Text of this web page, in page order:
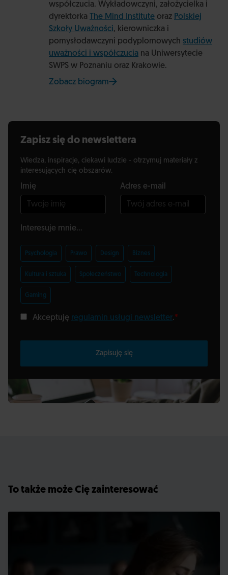
współczucia. Wykładowczyni, założycielka i
dyrektorka
The Mind Institute oraz Polskiej
Szkoły Uważności, kierowniczka i
pomysłodawczyni podyplomowych studiów
uważności i współczucia na Uniwersytecie
SWPS w Poznaniu oraz Krakowie.
Zobacz biogramna stronie Uniwersytetu SWPS
Zapisz się do newslettera
Wiedza, inspiracje, ciekawi ludzie - otrzymuj materiały z
interesujących cię obszarów.
Imię Adres e-mail
Interesuje mnie...
Psychologia Prawo Design Biznes
Kultura i sztuka Społeczeństwo Technologia
Gaming
Akceptuję regulamin usługi newsletter.*
Zapisuję się
To także może Cię zainteresować